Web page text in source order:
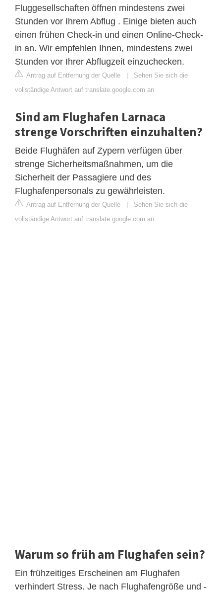
Fluggesellschaften öffnen mindestens zwei
Stunden vor Ihrem Abflug . Einige bieten auch
einen frühen Check-in und einen Online-Check-
in an. Wir empfehlen Ihnen, mindestens zwei
Stunden vor Ihrer Abflugzeit einzuchecken.
Antrag auf Entfernung der Quelle | Sehen Sie sich die
vollständige Antwort auf translate.google.com an
Sind am Flughafen Larnaca
strenge Vorschriften einzuhalten?
Beide Flughäfen auf Zypern verfügen über
strenge Sicherheitsmaßnahmen, um die
Sicherheit der Passagiere und des
Flughafenpersonals zu gewährleisten.
Antrag auf Entfernung der Quelle | Sehen Sie sich die
vollständige Antwort auf translate.google.com an
Warum so früh am Flughafen sein?
Ein frühzeitiges Erscheinen am Flughafen
verhindert Stress. Je nach Flughafengröße und -